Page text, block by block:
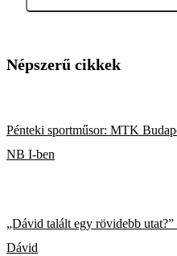
Népszerű cikkek
Pénteki sportműsor: MTK
NB I-ben
„Dávid talált egy rövidebb
Dávid